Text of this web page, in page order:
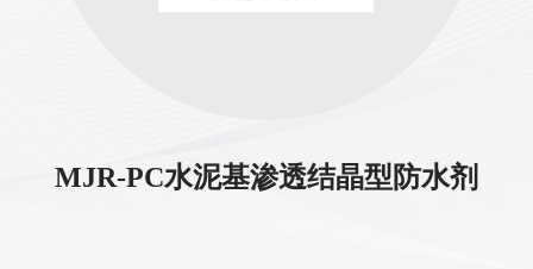
MJR-PC水泥基渗透结晶型防水剂